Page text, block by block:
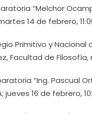
“Melchor
14 de febrero,
Primitivo y Nacional
Facultad de Filosofía,
“Ing. Pascual
jueves 16 de febrero,